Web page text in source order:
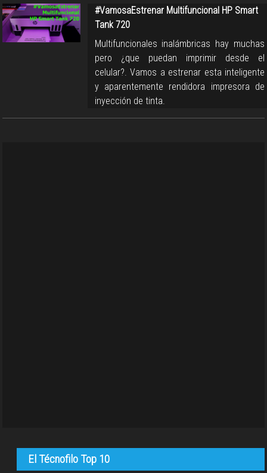
#VamosaEstrenar Multifuncional HP Smart
Tank 720
Multifuncionales inalámbricas hay muchas
pero ¿que puedan imprimir desde el
celular?. Vamos a estrenar esta inteligente
y aparentemente rendidora impresora de
inyección de tinta.
El Técnofilo Top 10